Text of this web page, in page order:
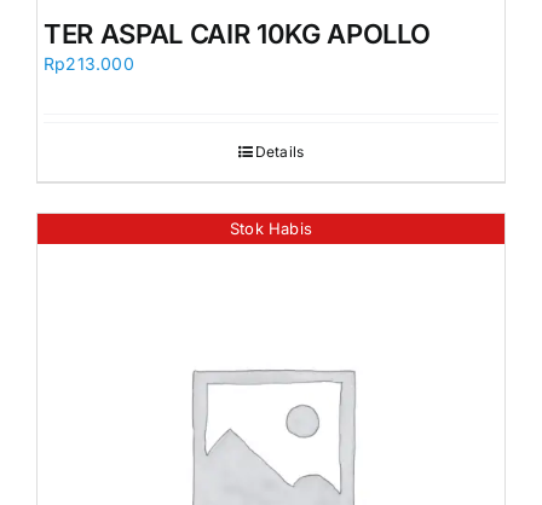
Orders
TER ASPAL CAIR 10KG APOLLO
Rp213.000
Details
Stok Habis